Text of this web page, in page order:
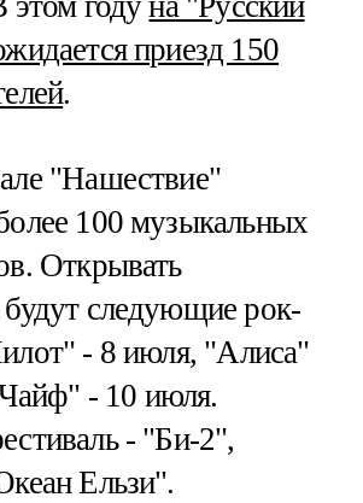
приезд 150
.
"Нашествие"
100 музыкальных
Открывать
будут следующие рок-
- 8 июля, "Алиса"
- 10 июля.
- "Би-2",
Ельзи".